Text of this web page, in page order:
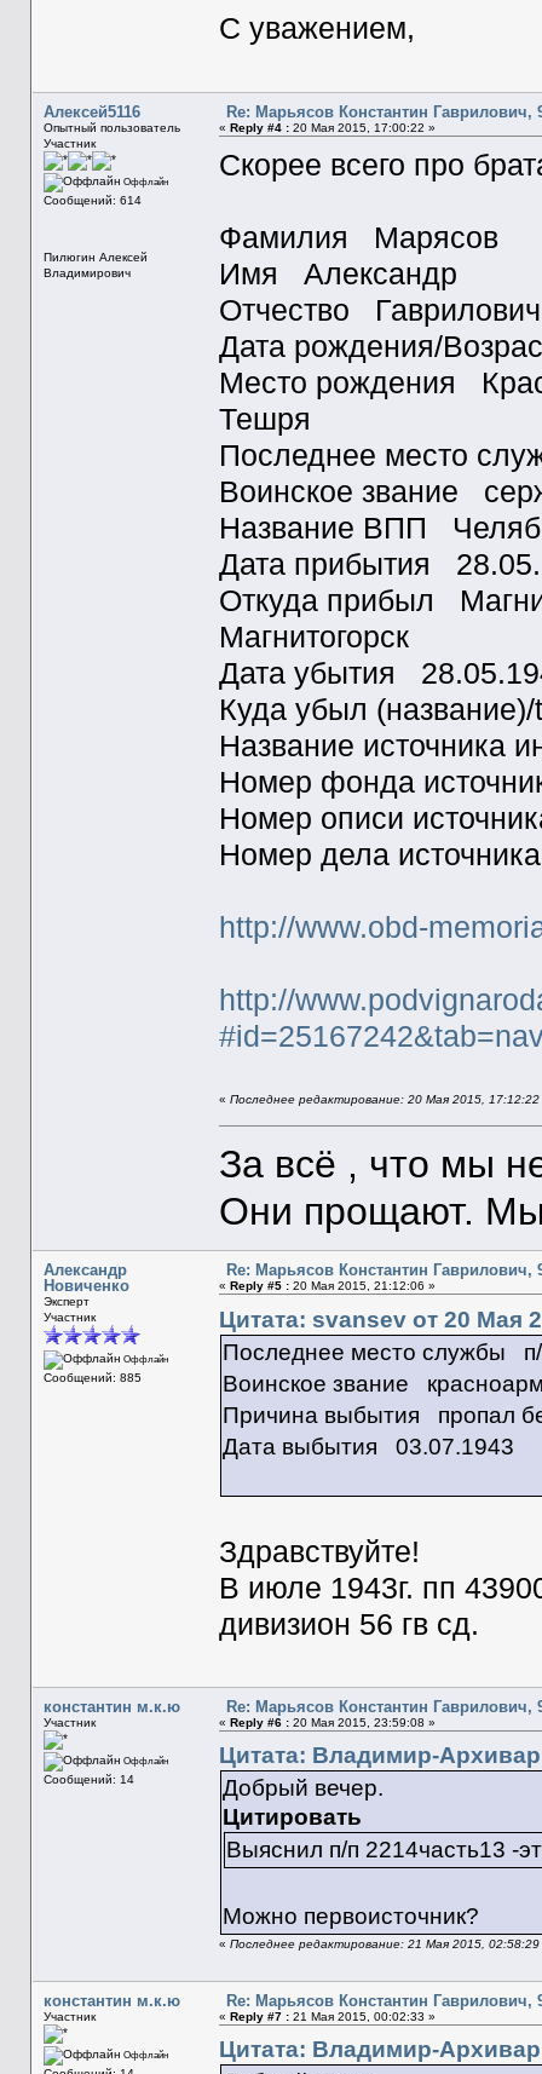
С уважением,
Алексей5116
Опытный пользователь
Участник
Оффлайн
Сообщений: 614
Пилюгин Алексей
Владимирович
Re: Марьясов Константин Гаврилович,
« Reply #4 :20 Мая 2015, 17:00:22 »
Скорее всего про
Фамилия Марясов
Имя Александр
Отчество
Дата рождения/
Место рождения
Тешря
Последнее место
Воинское звание
Название ВПП
Дата прибытия
Откуда прибыл
Магнитогорск
Дата убытия
Куда убыл
Название
Номер фонда
Номер описи
Номер дела
http://www.obd-
http://
« Последнее редактирование: 20 Мая 2015,
За всё , что мы
Они прощают.
Александр
Новиченко
Эксперт
Участник
Оффлайн
Сообщений: 885
Re: Марьясов Константин Гаврилович,
« Reply #5 :20 Мая 2015, 21:12:06 »
Цитата: svansev от 20 Мая
Последнее место службы
Воинское звание
Причина выбытия пропал
Дата выбытия 03.07.1943
Здравствуйте!
В июле 1943г. пп
дивизион 56 гв сд.
константин м.к.ю
Участник
Оффлайн
Сообщений: 14
Re: Марьясов Константин Гаврилович,
« Reply #6 :20 Мая 2015, 23:59:08 »
Цитата: Владимир-
Добрый вечер.
Цитировать
Выяснил п/п 2214часть13 -
Можно первоисточник?
« Последнее редактирование: 21 Мая 2015,
константин м.к.ю
Участник
Оффлайн
Re: Марьясов Константин Гаврилович,
« Reply #7 :21 Мая 2015, 00:02:33 »
Цитата: Владимир-